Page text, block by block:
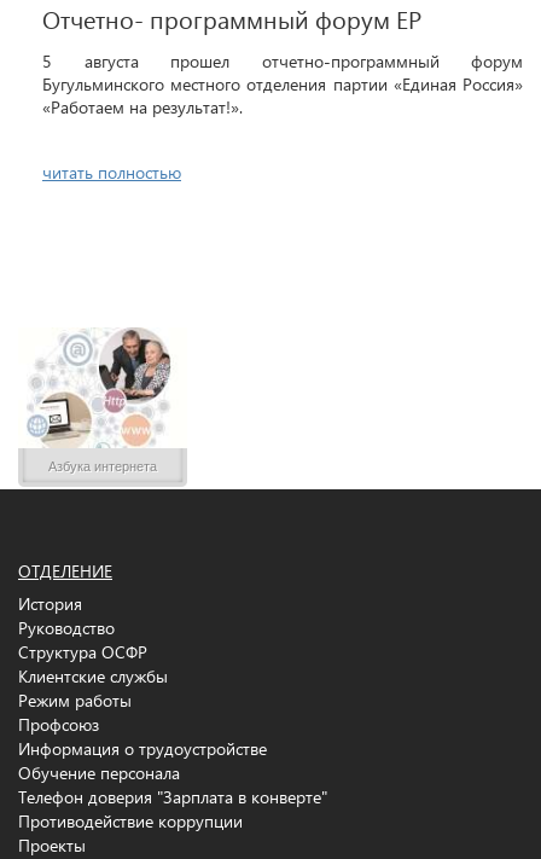
Отчетно- программный форум ЕР
5 августа прошел отчетно-программный форум
Бугульминского местного отделения партии «Единая Россия»
«Работаем на результат!».
читать полностью
Азбука интернета
ОТДЕЛЕНИЕ
История
Руководство
Структура ОСФР
Клиентские службы
Режим работы
Профсоюз
Информация о трудоустройстве
Обучение персонала
Телефон доверия "Зарплата в конверте"
Противодействие коррупции
Проекты